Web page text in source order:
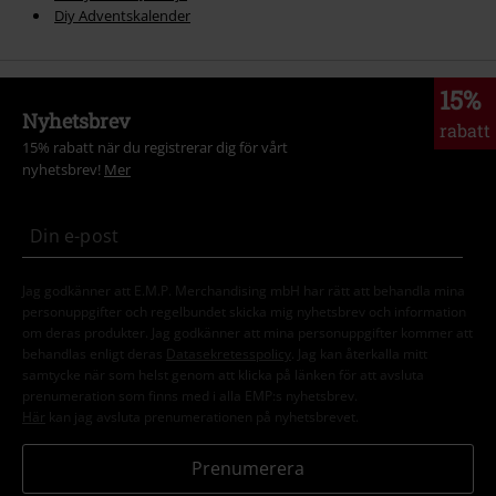
Diy Adventskalender
15%
rabatt
Nyhetsbrev
15% rabatt när du registrerar dig för vårt
nyhetsbrev! Mer
Jag godkänner att E.M.P. Merchandising mbH har rätt att behandla mina
personuppgifter och regelbundet skicka mig nyhetsbrev och information
om deras produkter. Jag godkänner att mina personuppgifter kommer att
behandlas enligt deras
Datasekretesspolicy
. Jag kan återkalla mitt
samtycke när som helst genom att klicka på länken för att avsluta
prenumeration som finns med i alla EMP:s nyhetsbrev.
Här kan jag avsluta prenumerationen på nyhetsbrevet.
Prenumerera